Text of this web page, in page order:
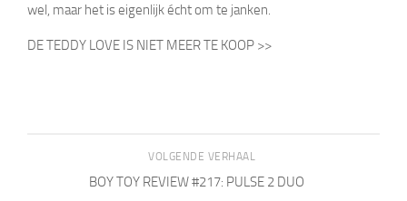
wel, maar het is eigenlijk écht om te janken.
DE TEDDY LOVE IS NIET MEER TE KOOP >>
VOLGENDE VERHAAL
BOY TOY REVIEW #217: PULSE 2 DUO